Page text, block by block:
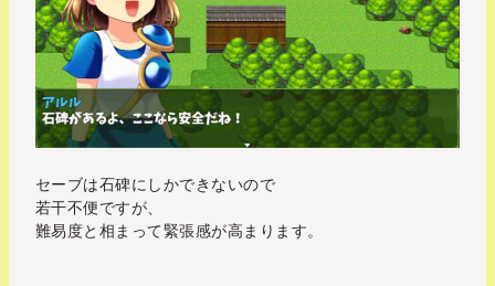
セーブは石碑にしかできないので
若干不便ですが、
難易度と相まって緊張感が高まります。